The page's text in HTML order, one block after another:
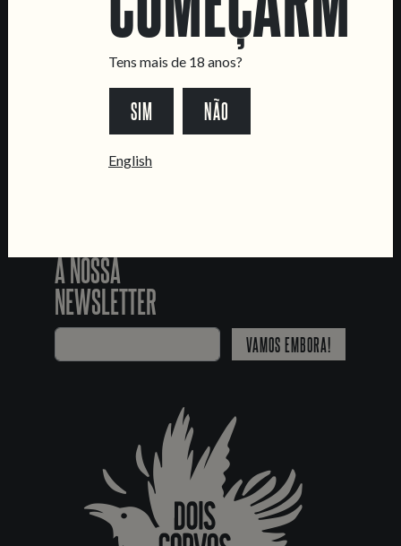
Livro de Reclamações
À NOSSA
NEWSLETTER
VAMOS EMBORA!
Tens mais de 18 anos?
SIM NÃO
English